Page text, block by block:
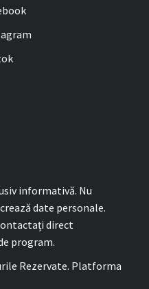
informativă. Nu
date personale.
direct
program.
Rezervate. Platforma